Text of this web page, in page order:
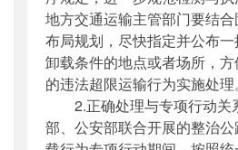
地方交通运输主管部门要结
布局规划，尽快指定并公布
卸载条件的地点或者场所，
的违法超限运输行为实施处理。
2.正确处理与专项行动关
部、公安部联合开展的整治